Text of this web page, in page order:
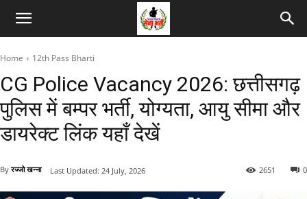
Home 12th Pass Bharti
CG Police Vacancy 2026: छत्तीसगढ़
पुलिस में बम्पर भर्ती, योग्यता, आयु सीमा और
डायरेक्ट लिंक यहाँ देखें
By रज्जो खन्ना 0
2651
Last Updated: 24 July, 2026